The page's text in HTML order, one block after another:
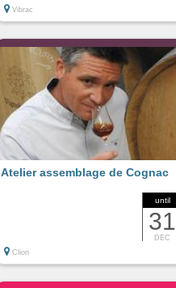
Vibrac
until
31
DEC
Atelier assemblage de Cognac
Clion